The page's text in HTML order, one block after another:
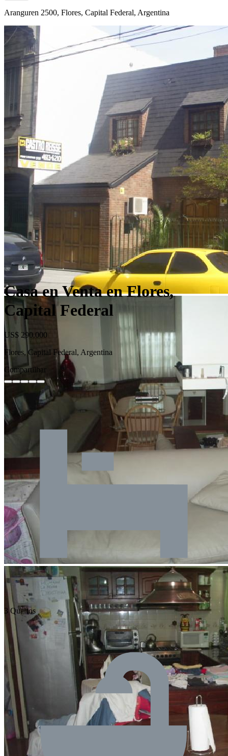
Aranguren 2500, Flores, Capital Federal, Argentina
Casa en Venta en Flores,
Capital Federal
US$ 290.000
Flores, Capital Federal, Argentina
Compartilhar
3 Quartos